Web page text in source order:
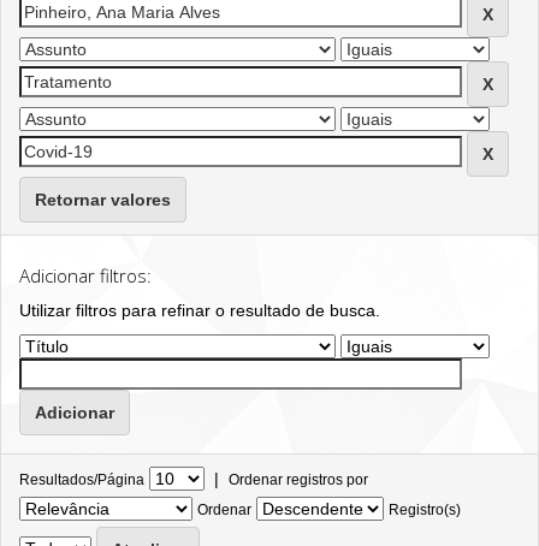
Retornar valores
Adicionar filtros:
Utilizar filtros para refinar o resultado de busca.
Resultados/Página | Ordenar registros por
Ordenar
Registro(s)